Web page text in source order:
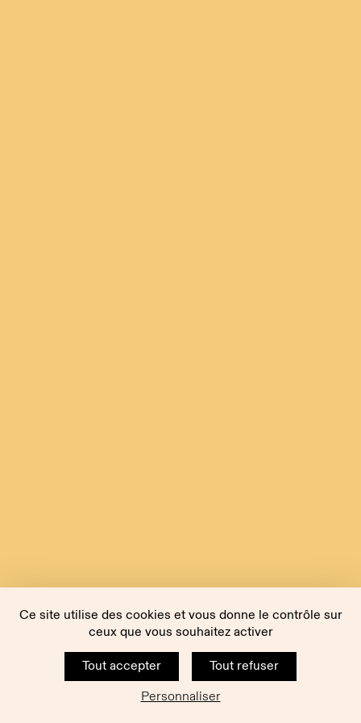
Ce site utilise des cookies et vous donne le contrôle sur
ceux que vous souhaitez activer
Tout accepter
Tout refuser
Personnaliser